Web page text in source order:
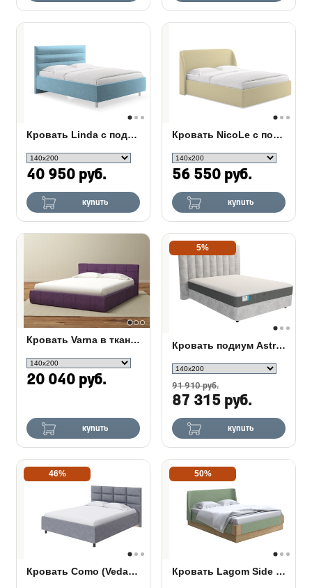
Кровать Linda с подъемным механизмом
40 950 руб.
купить
Кровать NicoLe c подъемным механизмом
56 550 руб.
купить
Кровать Varna в ткани c ПМ
20 040 руб.
купить
5%
Кровать подиум Astra с основанием Raibox
91 910 руб.
87 315 руб.
купить
46%
Кровать Como (Veda) 8 ткань
50%
Кровать Lagom Side Soft с подъемным механизмом